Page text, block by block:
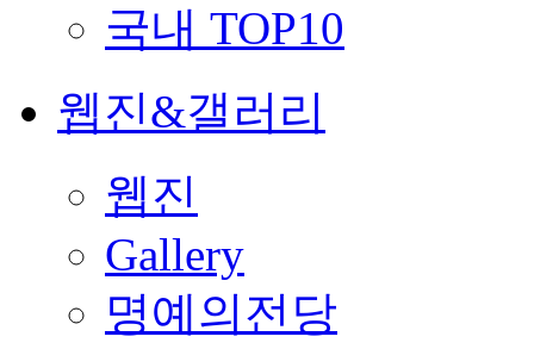
국내 TOP10
웹진&갤러리
웹진
Gallery
명예의전당